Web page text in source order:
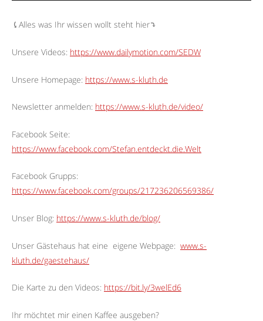
⤹Alles was Ihr wissen wollt steht hier⤵︎
Unsere Videos: https://www.dailymotion.com/SEDW
Unsere Homepage: https://www.s-kluth.de
Newsletter anmelden: https://www.s-kluth.de/video/
Facebook Seite:
https://www.facebook.com/Stefan.entdeckt.die.Welt
Facebook Grupps:
https://www.facebook.com/groups/217236206569386/
Unser Blog: https://www.s-kluth.de/blog/
Unser Gästehaus hat eine eigene Webpage: www.s-
kluth.de/gaestehaus/
Die Karte zu den Videos: https://bit.ly/3welEd6
Ihr möchtet mir einen Kaffee ausgeben?